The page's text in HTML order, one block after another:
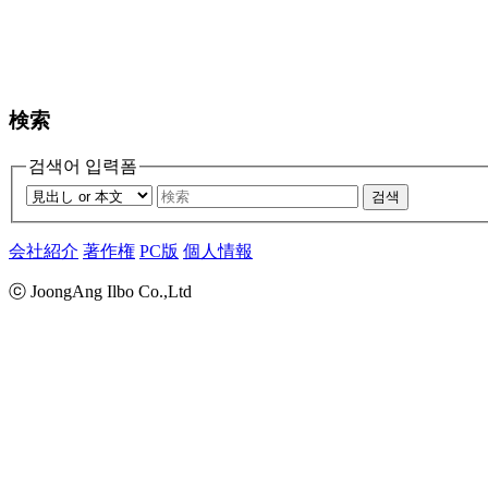
検索
검색어 입력폼
검색
会社紹介 著作権 PC版 個人情報
ⓒ JoongAng Ilbo Co.,Ltd